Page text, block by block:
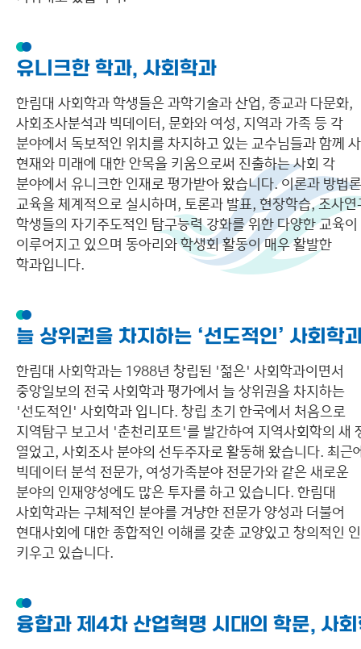
유니크한 학과, 사회학과
한림대 사회학과 학생들은 과학기술과 산업, 종교과 다문화,
사회조사분석과 빅데이터, 문화와 여성, 지역과 가족 등 각
분야에서 독보적인 위치를 차지하고 있는 교수님들과 함께
현재와 미래에 대한 안목을 키움으로써 진출하는 사회 각
분야에서 유니크한 인재로 평가받아 왔습니다. 이론과 방법론
교육을 체계적으로 실시하며, 토론과 발표, 현장학습, 조사연
학생들의 자기주도적인 탐구능력 강화를 위한 다양한 교육이
이루어지고 있으며 동아리와 학생회 활동이 매우 활발한
학과입니다.
늘 상위권을 차지하는 ‘선도적인’ 사회학
한림대 사회학과는 1988년 창립된 '젊은' 사회학과이면서
중앙일보의 전국 사회학과 평가에서 늘 상위권을 차지하는
'선도적인' 사회학과 입니다. 창립 초기 한국에서 처음으로
지역탐구 보고서 '춘천리포트'를 발간하여 지역사회학의 새
열었고, 사회조사 분야의 선두주자로 활동해 왔습니다. 최근
빅데이터 분석 전문가, 여성가족분야 전문가와 같은 새로운
분야의 인재양성에도 많은 투자를 하고 있습니다. 한림대
사회학과는 구체적인 분야를 겨냥한 전문가 양성과 더불어
현대사회에 대한 종합적인 이해를 갖춘 교양있고 창의적인
키우고 있습니다.
융합과 제4차 산업혁명 시대의 학문, 사